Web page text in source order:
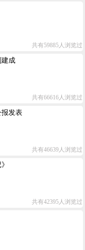
共有59885人浏览过
建成
共有66616人浏览过
报发表
共有46639人浏览过
共有42395人浏览过